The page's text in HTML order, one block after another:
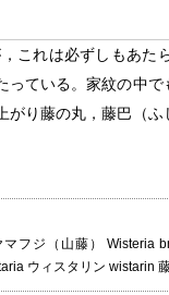
これは必ずしもあた
ている。家紋の中
り藤の丸，藤巴（
フジ（山藤） Wisteria
ウィスタリン wistarin